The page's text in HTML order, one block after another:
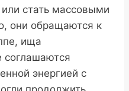
стать массовыми
они обращаются к
ища
соглашаются
энергией с